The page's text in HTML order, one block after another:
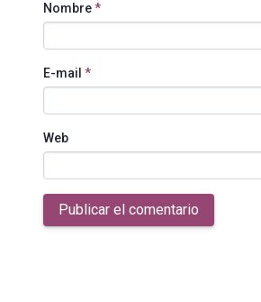
Nombre*
E-mail *
Web
Publicar el comentario